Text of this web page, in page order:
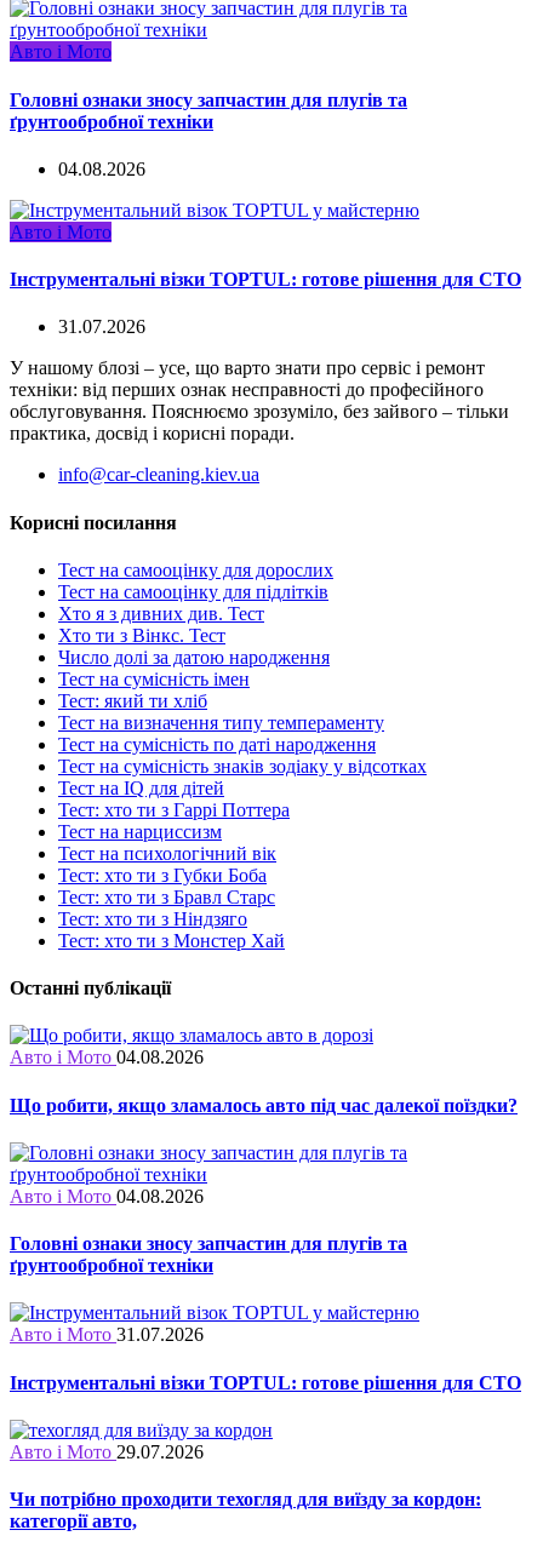
Авто і Мото
Головні ознаки зносу запчастин для плугів та
ґрунтообробної техніки
04.08.2026
Авто і Мото
Інструментальні візки TOPTUL: готове рішення для СТО
31.07.2026
У нашому блозі – усе, що варто знати про сервіс і ремонт
техніки: від перших ознак несправності до професійного
обслуговування. Пояснюємо зрозуміло, без зайвого – тільки
практика, досвід і корисні поради.
info@car-cleaning.kiev.ua
Корисні посилання
Тест на самооцінку для дорослих
Тест на самооцінку для підлітків
Хто я з дивних див. Тест
Хто ти з Вінкс. Тест
Число долі за датою народження
Тест на сумісність імен
Тест: який ти хліб
Тест на визначення типу темпераменту
Тест на сумісність по даті народження
Тест на сумісність знаків зодіаку у відсотках
Тест на IQ для дітей
Тест: хто ти з Гаррі Поттера
Тест на нарциссизм
Тест на психологічний вік
Тест: хто ти з Губки Боба
Тест: хто ти з Бравл Старс
Тест: хто ти з Ніндзяго
Тест: хто ти з Монстер Хай
Останні публікації
Авто і Мото 04.08.2026
Що робити, якщо зламалось авто під час далекої поїздки?
Авто і Мото 04.08.2026
Головні ознаки зносу запчастин для плугів та
ґрунтообробної техніки
Авто і Мото 31.07.2026
Інструментальні візки TOPTUL: готове рішення для СТО
Авто і Мото 29.07.2026
Чи потрібно проходити техогляд для виїзду за кордон:
категорії авто,